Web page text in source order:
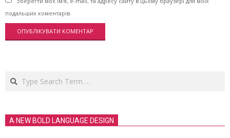
подальших коментарів.
Search
A NEW BOLD LANGUAGE DESIGN